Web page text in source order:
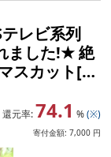
レビ系列
ました!★ 絶
スカット[選
還元率: 74.1 % (※)
寄付金額: 7,000 円